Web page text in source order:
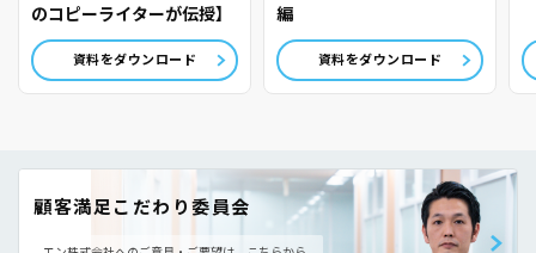
のコピーライターが伝授】
資料をダウンロード
編
資料をダウンロード
顧客満足こだわり委員会